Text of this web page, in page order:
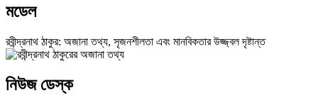
মডেল
রবীন্দ্রনাথ ঠাকুর: অজানা তথ্য, সৃজনশীলতা এবং মানবিকতার উজ্জ্বল দৃষ্টান্ত
নিউজ ডেস্ক